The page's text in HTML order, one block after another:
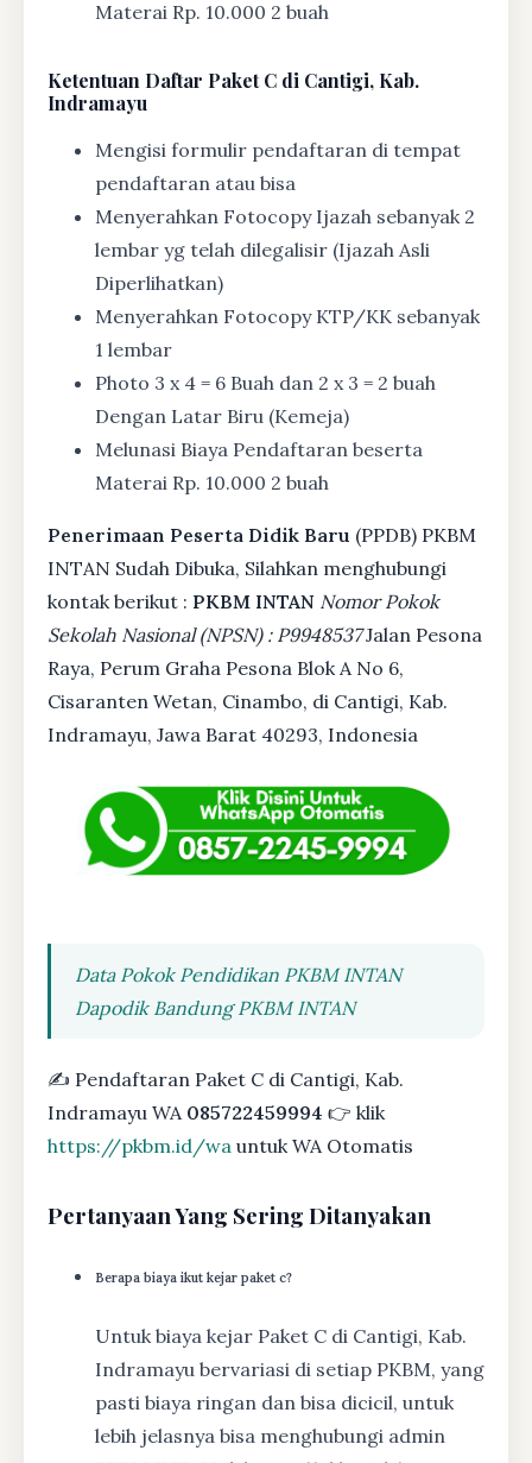
Materai Rp. 10.000 2 buah
Ketentuan Daftar Paket C di Cantigi, Kab.
Indramayu
Mengisi formulir pendaftaran di tempat
pendaftaran atau bisa
Menyerahkan Fotocopy Ijazah sebanyak 2
lembar yg telah dilegalisir (Ijazah Asli
Diperlihatkan)
Menyerahkan Fotocopy KTP/KK sebanyak
1 lembar
Photo 3 x 4 = 6 Buah dan 2 x 3 = 2 buah
Dengan Latar Biru (Kemeja)
Melunasi Biaya Pendaftaran beserta
Materai Rp. 10.000 2 buah
Penerimaan Peserta Didik Baru (PPDB) PKBM
INTAN Sudah Dibuka, Silahkan menghubungi
kontak berikut : PKBM INTAN Nomor Pokok
Sekolah Nasional (NPSN) : P9948537Jalan Pesona
Raya, Perum Graha Pesona Blok A No 6,
Cisaranten Wetan, Cinambo, di Cantigi, Kab.
Indramayu, Jawa Barat 40293, Indonesia
Data Pokok Pendidikan PKBM INTAN
Dapodik Bandung PKBM INTAN
✍ Pendaftaran Paket C di Cantigi, Kab.
Indramayu WA 085722459994 👉 klik
https://pkbm.id/wa untuk WA Otomatis
Pertanyaan Yang Sering Ditanyakan
Berapa biaya ikut kejar paket c?
Untuk biaya kejar Paket C di Cantigi, Kab.
Indramayu bervariasi di setiap PKBM, yang
pasti biaya ringan dan bisa dicicil, untuk
lebih jelasnya bisa menghubungi admin